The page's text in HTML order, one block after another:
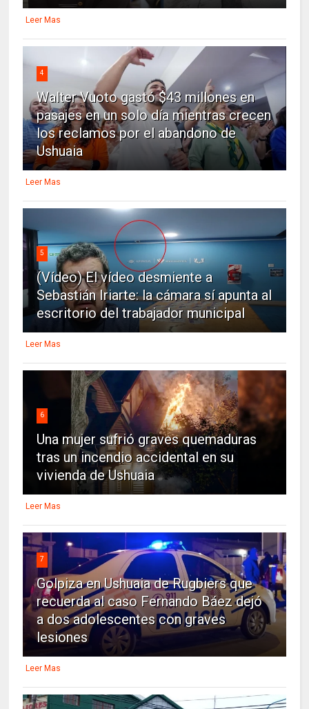
Leer Mas
4
Walter Vuoto gastó $43 millones en
pasajes en un solo día mientras crecen
los reclamos por el abandono de
Ushuaia
Leer Mas
5
(Vídeo) El vídeo desmiente a
Sebastián Iriarte: la cámara sí apunta al
escritorio del trabajador municipal
Leer Mas
6
Una mujer sufrió graves quemaduras
tras un incendio accidental en su
vivienda de Ushuaia
Leer Mas
7
Golpiza en Ushuaia de Rugbiers que
recuerda al caso Fernando Báez dejó
a dos adolescentes con graves
lesiones
Leer Mas